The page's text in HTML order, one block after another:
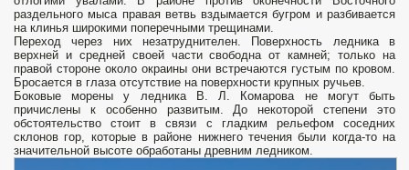
раздельного мыса правая ветвь вздымается бугром и разбивается
на клинья широкими поперечными трещинами.
Переход через них незатруднителен. Поверхность ледника в
верхней и средней своей части свободна от камней; только на
правой стороне около окраины они встречаются густым по­ кровом.
Бросается в глаза отсутствие на поверхности крупных ручьев.
Боковые морены у ледника В. Л. Комарова не могут быть
причислены к особенно развитым. До некоторой степени это
обстоятельство стоит в связи с гладким рельефом соседних
склонов гор, которые в районе нижнего течения были когда-то на
значительной высоте обработаны древним ледником.